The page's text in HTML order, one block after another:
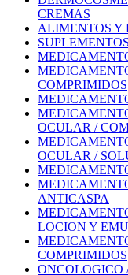
CREMAS
ALIMENTOS Y
COMPRIMIDOS
OCULAR /
OCULAR /
ANTICASPA
LOCION Y
COMPRIMIDOS
ONCOLOGICO